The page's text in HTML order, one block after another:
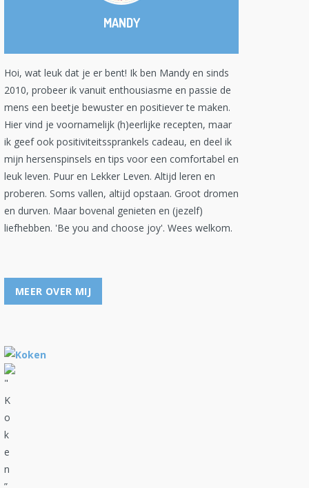
MANDY
Hoi, wat leuk dat je er bent! Ik ben Mandy en sinds
2010, probeer ik vanuit enthousiasme en passie de
mens een beetje bewuster en positiever te maken.
Hier vind je voornamelijk (h)eerlijke recepten, maar
ik geef ook positiviteitssprankels cadeau, en deel ik
mijn hersenspinsels en tips voor een comfortabel en
leuk leven. Puur en Lekker Leven. Altijd leren en
proberen. Soms vallen, altijd opstaan. Groot dromen
en durven. Maar bovenal genieten en (jezelf)
liefhebben. 'Be you and choose joy'. Wees welkom.
MEER OVER MIJ